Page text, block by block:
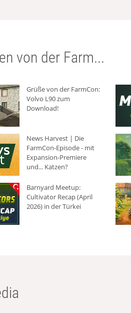
von der Farm...
Grüße von der FarmCon:
Volvo L90 zum
Download!
News Harvest | Die
FarmCon-Episode - mit
Expansion-Premiere
und... Katzen?
Barnyard Meetup:
Cultivator Recap (April
2026) in der Türkei